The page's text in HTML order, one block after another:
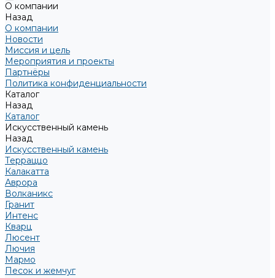
О компании
Назад
О компании
Новости
Миссия и цель
Мероприятия и проекты
Партнёры
Политика конфиденциальности
Каталог
Назад
Каталог
Искусственный камень
Назад
Искусственный камень
Терраццо
Калакатта
Аврора
Волканикс
Гранит
Интенс
Кварц
Люсент
Лючия
Мармо
Песок и жемчуг